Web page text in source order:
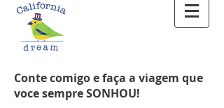
Conte comigo e faça a viagem que
voce sempre SONHOU!